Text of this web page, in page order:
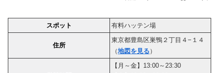
スポット 有料ハッテン場
住所
東京都豊島区巣鴨２丁目４−１４
（地図を見る ）
【月～金】13:00～23:30